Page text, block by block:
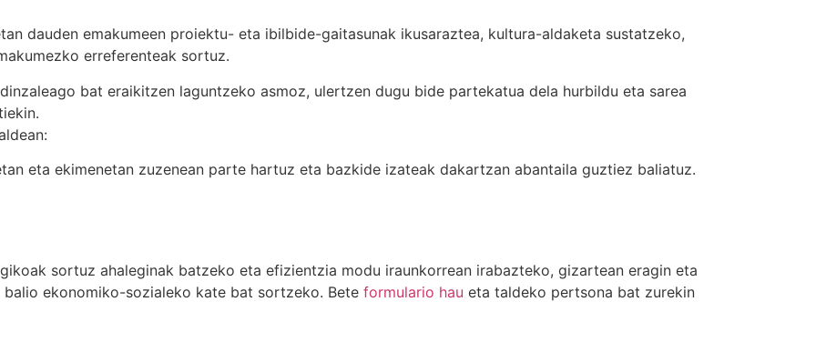
dauden emakumeen proiektu- eta ibilbide-gaitasunak ikusaraztea, kultura-aldaketa sustatzeko,
erreferenteak sortuz.
bat eraikitzen laguntzeko asmoz, ulertzen dugu bide partekatua dela hurbildu eta sarea
eta ekimenetan zuzenean parte hartuz eta bazkide izateak dakartzan abantaila guztiez baliatuz.
sortuz ahaleginak batzeko eta efizientzia modu iraunkorrean irabazteko, gizartean eragin eta
ekonomiko-sozialeko kate bat sortzeko. Bete formulario hau eta taldeko pertsona bat zurekin